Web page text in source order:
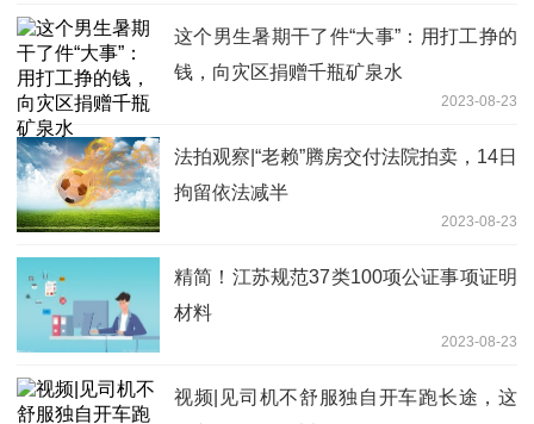
这个男生暑期干了件“大事”：用打工挣的
钱，向灾区捐赠千瓶矿泉水
2023-08-23
法拍观察|“老赖”腾房交付法院拍卖，14日
拘留依法减半
2023-08-23
精简！江苏规范37类100项公证事项证明
材料
2023-08-23
视频|见司机不舒服独自开车跑长途，这